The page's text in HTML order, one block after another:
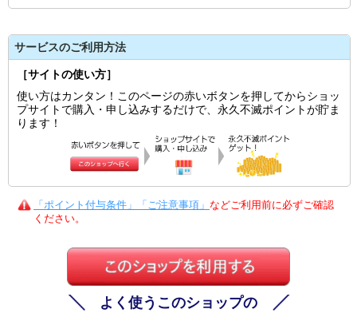
サービスのご利用方法
［サイトの使い方］
使い方はカンタン！このページの赤いボタンを押してからショッ
プサイトで購入・申し込みするだけで、永久不滅ポイントが貯ま
ります！
「ポイント付与条件」「ご注意事項」 などご利用前に必ずご確認
ください。
よく使うこのショップの